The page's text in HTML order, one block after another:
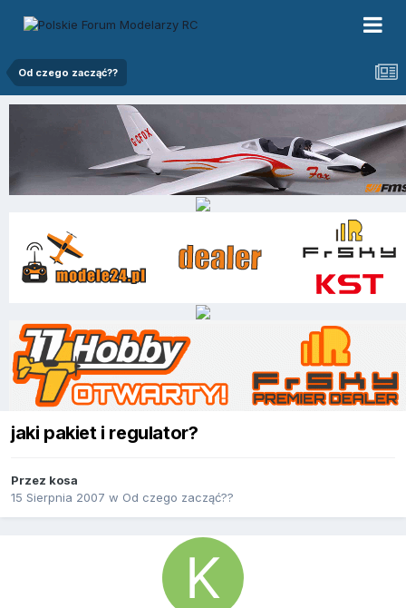
Od czego zacząć??
jaki pakiet i regulator?
Przez kosa
15 Sierpnia 2007 w Od czego zacząć??